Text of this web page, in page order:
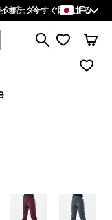
対応。今すぐ購入する
オーダー JP
1 000以上